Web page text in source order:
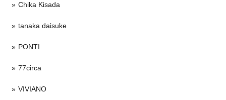
Chika Kisada
tanaka daisuke
PONTI
77circa
VIVIANO